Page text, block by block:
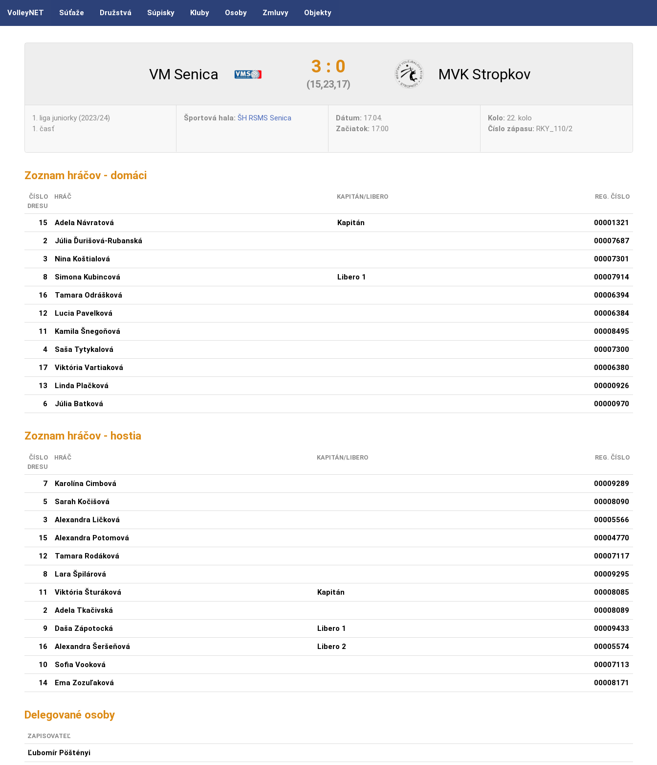
VolleyNET Súťaže Družstvá Súpisky Kluby Osoby Zmluvy Objekty
VM Senica 3 : 0
(15,23,17)
MVK Stropkov
1. liga juniorky (2023/24)
1. časť
Športová hala: ŠH RSMS Senica Dátum: 17.04.
Začiatok: 17:00
Kolo: 22. kolo
Číslo zápasu: RKY_110/2
Zoznam hráčov - domáci
ČÍSLO
DRESU
HRÁČ KAPITÁN/LIBERO REG. ČÍSLO
15 Adela Návratová Kapitán 00001321
2 Júlia Ďurišová-Rubanská 00007687
3 Nina Koštialová 00007301
8 Simona Kubincová Libero 1 00007914
16 Tamara Odrášková 00006394
12 Lucia Pavelková 00006384
11 Kamila Šnegoňová 00008495
4 Saša Tytykalová 00007300
17 Viktória Vartiaková 00006380
13 Linda Plačková 00000926
6 Júlia Batková 00000970
Zoznam hráčov - hostia
ČÍSLO
DRESU
HRÁČ KAPITÁN/LIBERO REG. ČÍSLO
7 Karolína Cimbová 00009289
5 Sarah Kočišová 00008090
3 Alexandra Ličková 00005566
15 Alexandra Potomová 00004770
12 Tamara Rodáková 00007117
8 Lara Špilárová 00009295
11 Viktória Šturáková Kapitán 00008085
2 Adela Tkačivská 00008089
9 Daša Zápotocká Libero 1 00009433
16 Alexandra Šeršeňová Libero 2 00005574
10 Sofia Vooková 00007113
14 Ema Zozuľaková 00008171
Delegované osoby
ZAPISOVATEĽ
Ľubomír Pöštényi